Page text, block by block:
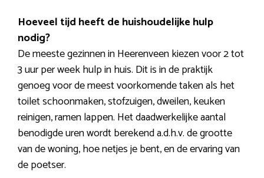
Hoeveel tijd heeft de huishoudelijke hulp
nodig?
De meeste gezinnen in Heerenveen kiezen voor 2 tot
3 uur per week hulp in huis. Dit is in de praktijk
genoeg voor de meest voorkomende taken als het
toilet schoonmaken, stofzuigen, dweilen, keuken
reinigen, ramen lappen. Het daadwerkelijke aantal
benodigde uren wordt berekend a.d.h.v. de grootte
van de woning, hoe netjes je bent, en de ervaring van
de poetser.